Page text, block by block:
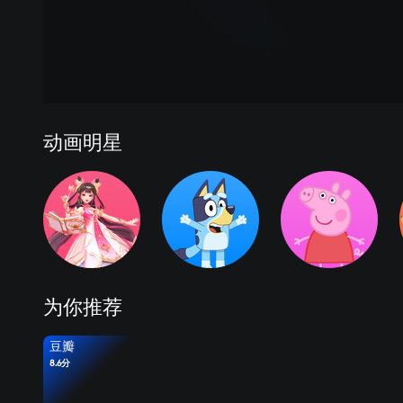
动画明星
为你推荐
豆瓣
8.6分